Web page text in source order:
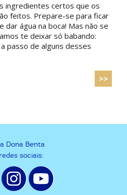
ingredientes certos que os
feitos. Prepare-se para ficar
dar água na boca! Mas não se
te deixar só babando:
passo de alguns desses
>>
Dona Benta
sociais: